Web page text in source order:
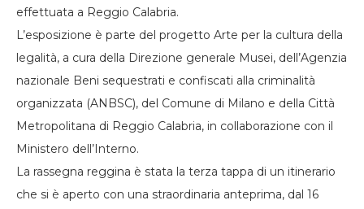
effettuata a Reggio Calabria.
L’esposizione è parte del progetto Arte per la cultura della
legalità, a cura della Direzione generale Musei, dell’Agenzia
nazionale Beni sequestrati e confiscati alla criminalità
organizzata (ANBSC), del Comune di Milano e della Città
Metropolitana di Reggio Calabria, in collaborazione con il
Ministero dell’Interno.
La rassegna reggina è stata la terza tappa di un itinerario
che si è aperto con una straordinaria anteprima, dal 16